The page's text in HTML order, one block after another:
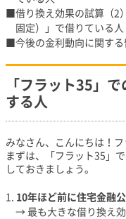
借り換え効果の試算（2
固定）」で借りている人
今後の金利動向に関す
「フラット35」
する人
みなさん、こんにちは！
まずは、「フラット35」
しておきましょう。
10年ほど前に住宅金融
→ 最も大きな借り換え効